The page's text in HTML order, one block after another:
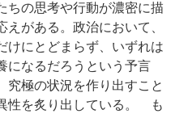
ちの思考や行動が濃密に描
がある。政治において、
けにとどまらず、いずれは
になるだろうという予言
究極の状況を作り出すこと
性を炙り出している。 も